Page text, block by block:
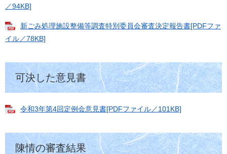
／94KB]
新ごみ処理施設整備等調査特別委員会審査決定報告書[PDFファ
イル／78KB]
可決した意見書
令和3年第4回定例会意見書[PDFファイル／101KB]
陳情の審査結果